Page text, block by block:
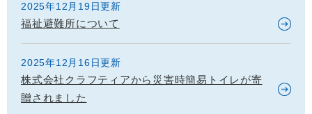
2025年12月19日更新
福祉避難所について
2025年12月16日更新
株式会社クラフティアから災害時簡易トイレが寄
贈されました